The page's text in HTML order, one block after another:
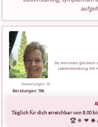
Beratungen: 796
Bewertungen: 78
Du möchtest glücklich
Lebensberatung mit
Täglich für dich erreichbar von 8.00
🏆 ☀ ️ ❤ ️ 🍀